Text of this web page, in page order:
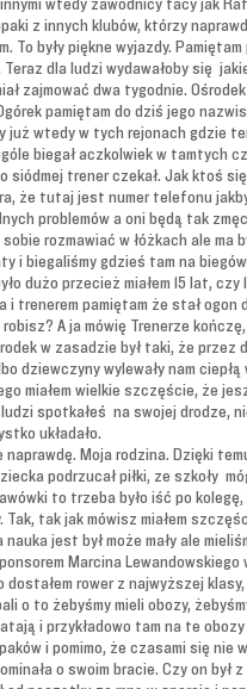
z innych klubów, którzy
To były piękne wyjazdy.
Teraz dla ludzi wydawałoby się
zajmować dwa tygodnie.
pamiętam do dziś jego
już wtedy w tych rejonach gdzie
biegał aczkolwiek w tamtych
siódmej trener czekał. Jak ktoś
że tutaj jest numer telefonu
problemów a oni będą tak
rozmawiać w łóżkach ale ma
i biegaliśmy gdzieś tam na
dużo przecież miałem 15 lat,
i trenerem pamiętam że stał
A ja mówię Trenerze
w zasadzie był taki, że przez
dziewczyny wylewały nam
miałem wielkie szczęście, że
ludzi spotkałeś na swojej drodze,
układało.
naprawdę. Moja rodzina. Dzięki
podrzucał piłki, ze szkoły
to trzeba było iść po
tak jak mówisz miałem
jest był może mały ale
Marcina
rower z najwyższej
o to żebyśmy mieli obozy,
i przykładowo tam na te
i pomimo, że czasami się
o swoim bracie. Czy on